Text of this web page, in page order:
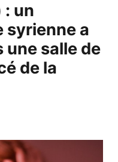
: un
syrienne a
une salle de
de la